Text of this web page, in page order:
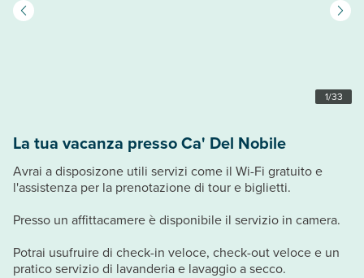
1/33
La tua vacanza presso Ca' Del Nobile
Avrai a disposizone utili servizi come il Wi-Fi gratuito e
l'assistenza per la prenotazione di tour e biglietti.
Presso un affittacamere è disponibile il servizio in camera.
Potrai usufruire di check-in veloce, check-out veloce e un
pratico servizio di lavanderia e lavaggio a secco.